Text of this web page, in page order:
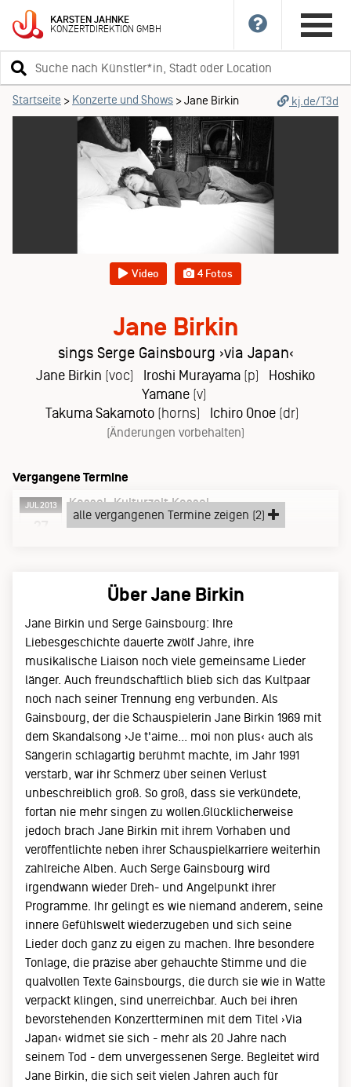
KARSTENJAHNKE
KONZERTDIREKTIONGMBH
Suchbegriff
eingeben
Startseite > Konzerte und Shows >Jane Birkin kj.de/T3d
Video 4 Fotos
Jane Birkin
sings Serge Gainsbourg ›via Japan‹
Jane Birkin (voc) Iroshi Murayama (p) Hoshiko
Yamane (v)
Takuma Sakamoto (horns) Ichiro Onoe (dr)
(Änderungen vorbehalten)
Vergangene Termine
JUL 2013 Kassel Kulturzelt Kassel
Samstag, 27.07.13
alle vergangenen Termine zeigen (2)
Über Jane Birkin
Jane Birkin und Serge Gainsbourg: Ihre
Liebesgeschichte dauerte zwölf Jahre, ihre
musikalische Liaison noch viele gemeinsame Lieder
länger. Auch freundschaftlich blieb sich das Kultpaar
noch nach seiner Trennung eng verbunden. Als
Gainsbourg, der die Schauspielerin Jane Birkin 1969 mit
dem Skandalsong ›Je t'aime... moi non plus‹ auch als
Sängerin schlagartig berühmt machte, im Jahr 1991
verstarb, war ihr Schmerz über seinen Verlust
unbeschreiblich groß. So groß, dass sie verkündete,
fortan nie mehr singen zu wollen.Glücklicherweise
jedoch brach Jane Birkin mit ihrem Vorhaben und
veröffentlichte neben ihrer Schauspielkarriere weiterhin
zahlreiche Alben. Auch Serge Gainsbourg wird
irgendwann wieder Dreh- und Angelpunkt ihrer
Programme. Ihr gelingt es wie niemand anderem, seine
innere Gefühlswelt wiederzugeben und sich seine
Lieder doch ganz zu eigen zu machen. Ihre besondere
Tonlage, die präzise aber gehauchte Stimme und die
qualvollen Texte Gainsbourgs, die durch sie wie in Watte
verpackt klingen, sind unerreichbar. Auch bei ihren
bevorstehenden Konzertterminen mit dem Titel ›Via
Japan‹ widmet sie sich - mehr als 20 Jahre nach
seinem Tod - dem unvergessenen Serge. Begleitet wird
Jane Birkin, die sich seit vielen Jahren auch für